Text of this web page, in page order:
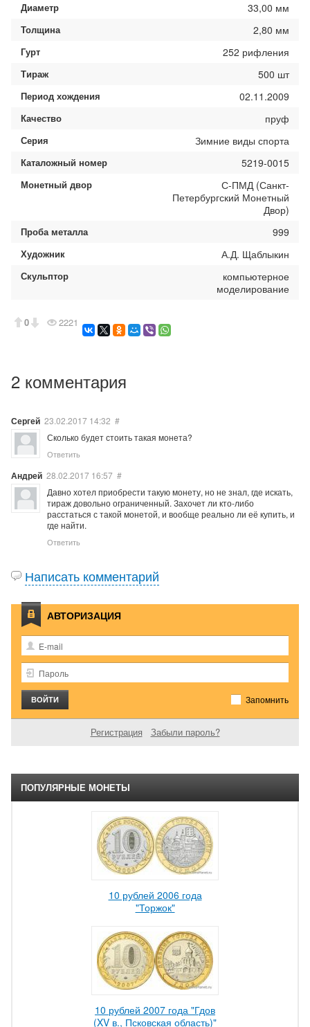
Диаметр 33,00 мм
Толщина 2,80 мм
Гурт 252 рифления
Тираж 500 шт
Период хождения 02.11.2009
Качество пруф
Серия Зимние виды спорта
Каталожный номер 5219-0015
Монетный двор
С-ПМД (Санкт-
Петербургский Монетный
Двор)
Проба металла 999
Художник А.Д. Щаблыкин
Скульптор
компьютерное
моделирование
0 2221
2 комментария
Сергей 23.02.2017 14:32 #
Сколько будет стоить такая монета?
Ответить
Андрей 28.02.2017 16:57 #
Давно хотел приобрести такую монету, но не знал, где искать,
тираж довольно ограниченный. Захочет ли кто-либо
расстаться с такой монетой, и вообще реально ли её купить, и
где найти.
Ответить
Написать комментарий
АВТОРИЗАЦИЯ
Запомнить
Регистрация Забыли пароль?
ПОПУЛЯРНЫЕ МОНЕТЫ
10 рублей 2006 года
"Торжок"
10 рублей 2007 года "Гдов
(XV в., Псковская область)"